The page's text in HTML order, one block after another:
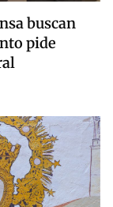
buscan
pide